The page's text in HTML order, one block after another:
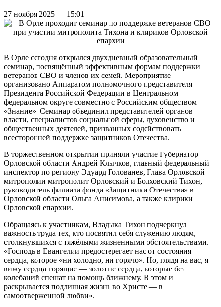
27 ноября 2025 — 15:01
В Орле сегодня открылся двухдневный образовательный
семинар, посвящённый эффективным формам поддержки
ветеранов СВО и членов их семей. Мероприятие
организовано Аппаратом полномочного представителя
Президента Российской Федерации в Центральном
федеральном округе совместно с Российским обществом
«Знание». Семинар объединил представителей органов
власти, специалистов социальной сферы, духовенство и
общественных деятелей, призванных содействовать
всесторонней поддержке защитников Отечества.
В торжественном открытии приняли участие Губернатор
Орловской области Андрей Клычков, главный федеральный
инспектор по региону Эдуард Голованев, Глава Орловской
митрополии митрополит Орловский и Болховский Тихон,
руководитель филиала фонда «Защитники Отечества» в
Орловской области Ольга Анисимова, а также клирики
Орловской епархии.
Обращаясь к участникам, Владыка Тихон подчеркнул
важность труда тех, кто посвятил себя служению людям,
столкнувшихся с тяжёлыми жизненными обстоятельствами.
«Господь в Евангелии предостерегает нас от состояния
сердца, которое «ни холодно, ни горячо». Но, глядя на вас, я
вижу сердца горящие — золотые сердца, которые без
колебаний спешат на помощь ближнему. В этом и
раскрывается подлинная жизнь во Христе — в
самоотверженной любви».